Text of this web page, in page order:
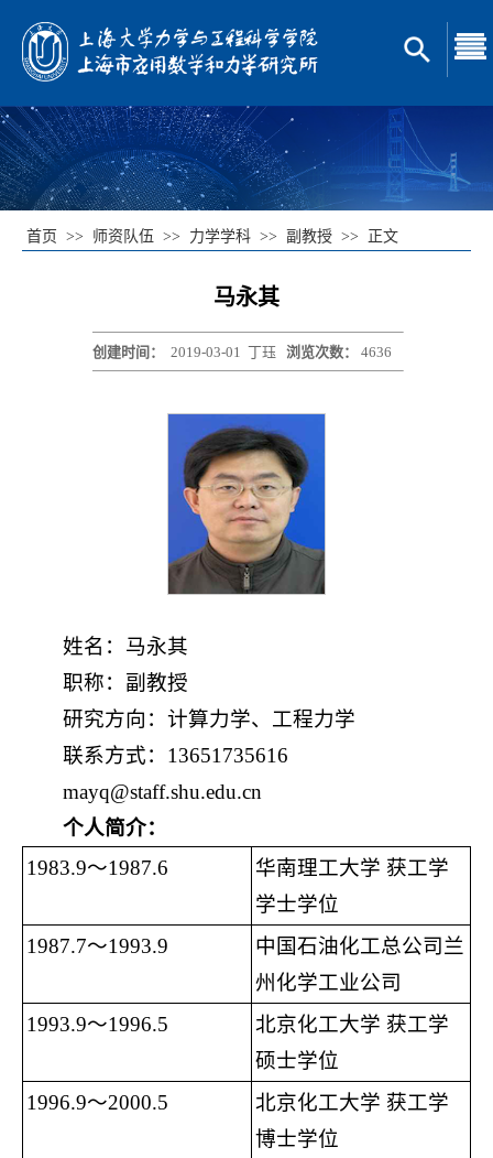
首页 >> 师资队伍 >> 力学学科 >> 副教授 >> 正文
马永其
创建时间： 2019-03-01 丁珏 浏览次数： 4636
姓名：马永其
职称：副教授
研究方向：计算力学、工程力学
联系方式：13651735616
mayq@staff.shu.edu.cn
个人简介：
1983.9～1987.6
华南理工大学 获工学
学士学位
1987.7～1993.9
中国石油化工总公司兰
州化学工业公司
1993.9～1996.5
北京化工大学 获工学
硕士学位
1996.9～2000.5
北京化工大学 获工学
博士学位